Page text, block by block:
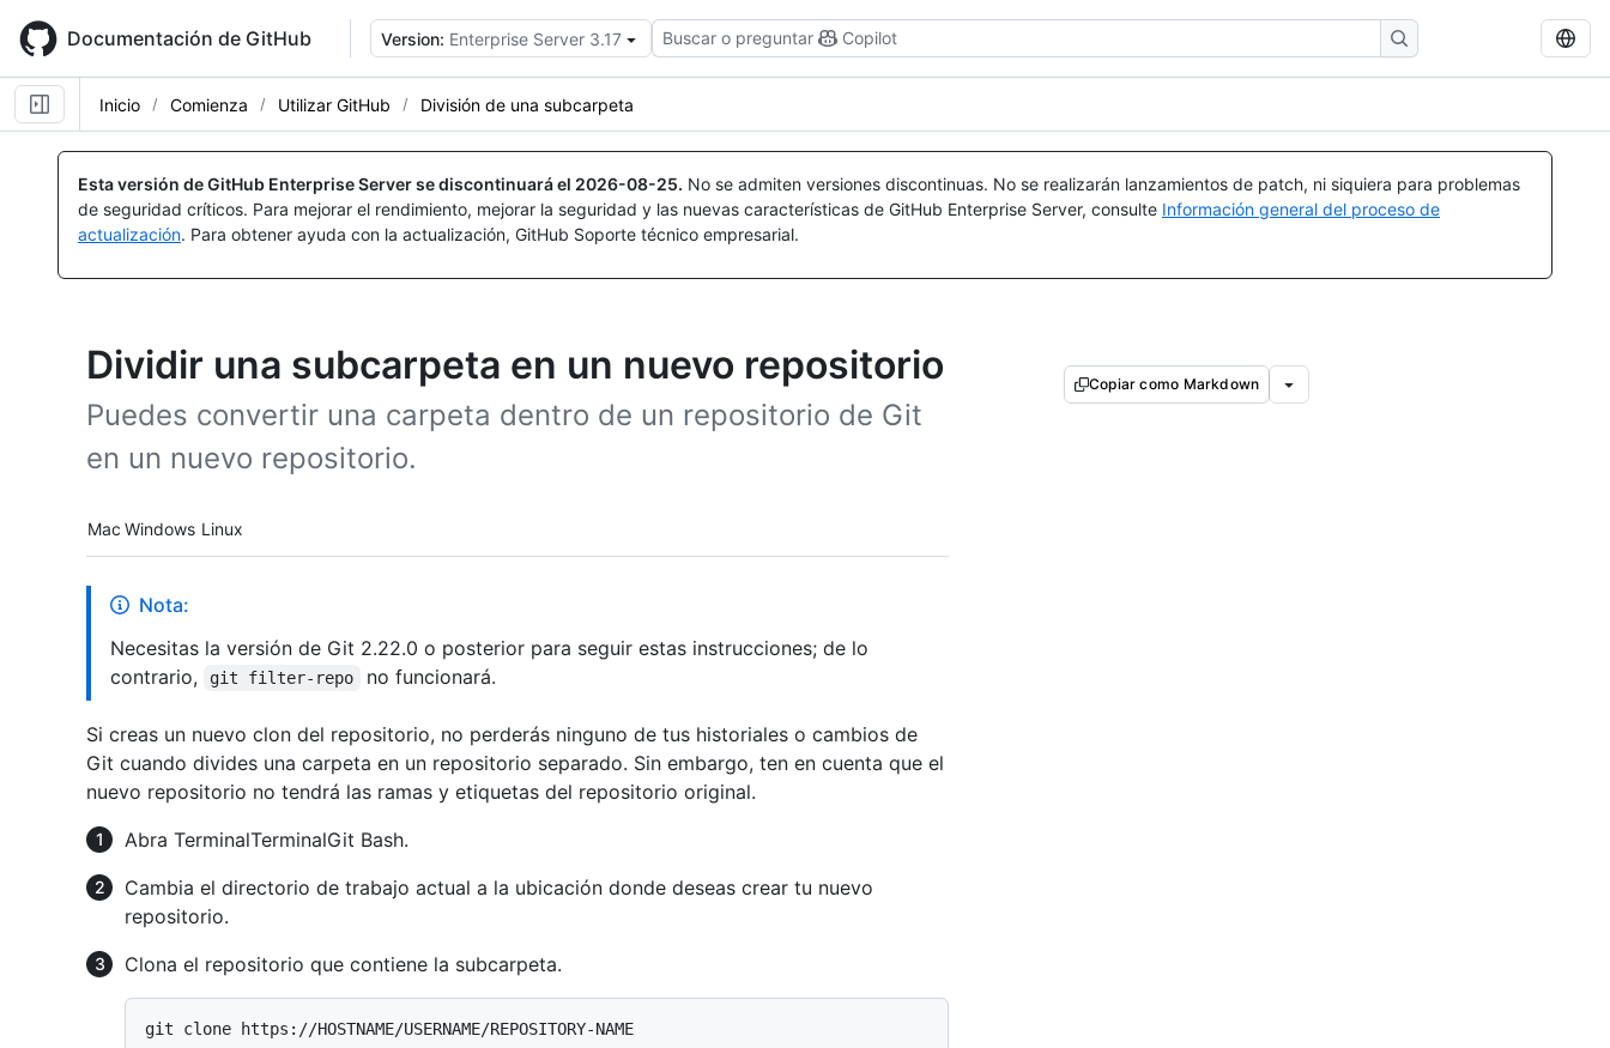
main
content
Documentación de GitHub Version: Enterprise Server 3.17 Buscar o preguntar Copilot
Inicio Comienza Utilizar GitHub División de una subcarpeta
Esta versión de GitHub Enterprise Server se discontinuará el 2026-08-25. No se admiten versiones discontinuas. No se realizarán lanzamientos de patch, ni siquiera para problemas
de seguridad críticos. Para mejorar el rendimiento, mejorar la seguridad y las nuevas características de GitHub Enterprise Server, consulte Información general del proceso de
actualización. Para obtener ayuda con la actualización, GitHub Soporte técnico empresarial.
Dividir una subcarpeta en un nuevo repositorio
Puedes convertir una carpeta dentro de un repositorio de Git
en un nuevo repositorio.
Platform navigation
Mac Windows Linux
Copiar como Markdown
Nota:
Necesitas la versión de Git 2.22.0 o posterior para seguir estas instrucciones; de lo
contrario,
git filter-repo no funcionará.
Si creas un nuevo clon del repositorio, no perderás ninguno de tus historiales o cambios de
Git cuando divides una carpeta en un repositorio separado. Sin embargo, ten en cuenta que el
nuevo repositorio no tendrá las ramas y etiquetas del repositorio original.
Abra TerminalTerminalGit Bash.
Cambia el directorio de trabajo actual a la ubicación donde deseas crear tu nuevo
repositorio.
Clona el repositorio que contiene la subcarpeta.